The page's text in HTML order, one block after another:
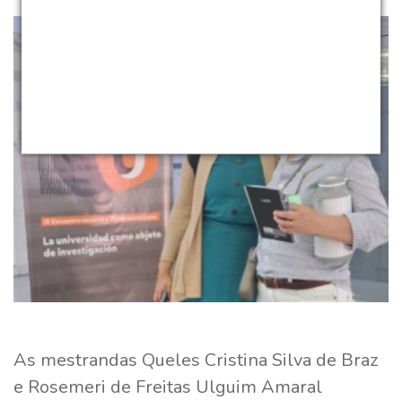
As mestrandas Queles Cristina Silva de Braz
e Rosemeri de Freitas Ulguim Amaral